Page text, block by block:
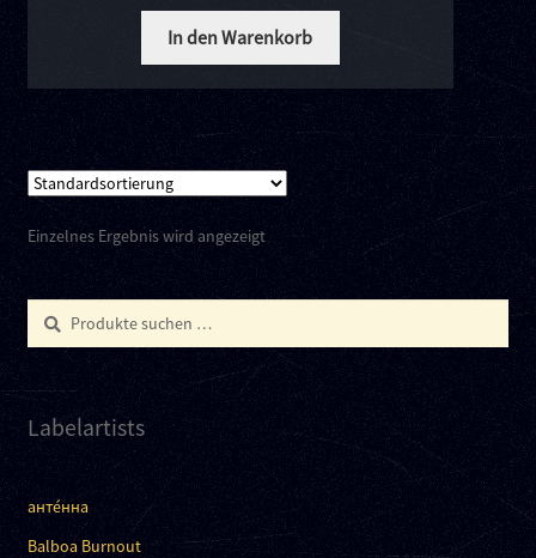
In den Warenkorb
Einzelnes Ergebnis wird angezeigt
Suchen
nach:
Suchen
Labelartists
анте́нна
Balboa Burnout